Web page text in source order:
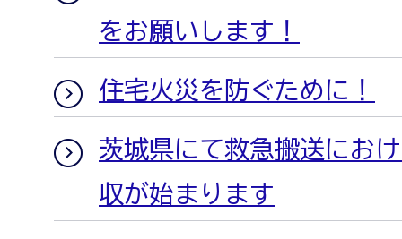
をお願いします！
住宅火災を防ぐために！
茨城県にて救急搬送にお
収が始まります